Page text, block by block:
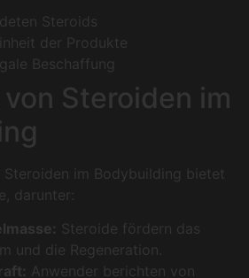
Steroids
der Produkte
Beschaffung
Steroiden im
Steroiden im Bodybuilding bietet
darunter:
Steroide fördern das
und die Regeneration.
Anwender berichten von